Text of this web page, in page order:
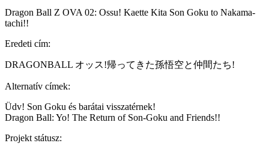
Dragon Ball Z OVA 02: Ossu! Kaette Kita Son Goku to Nakama-
tachi!!
Eredeti cím:
DRAGONBALL オッス!帰ってきた孫悟空と仲間たち!
Alternatív címek:
Üdv! Son Goku és barátai visszatérnek!
Dragon Ball: Yo! The Return of Son-Goku and Friends!!
Projekt státusz: